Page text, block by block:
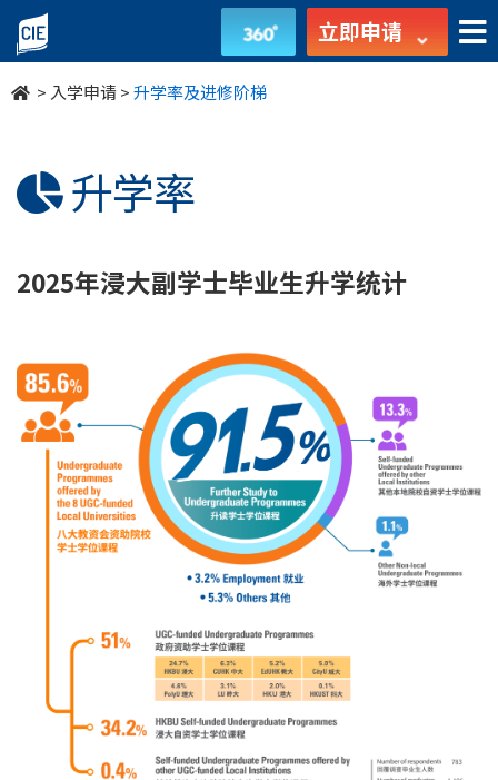
升
学
及
进
修
阶
梯
入
立即申请
> 入学申请>升学率及进修阶梯
升学率
2025年浸大副学士毕业生升学统计